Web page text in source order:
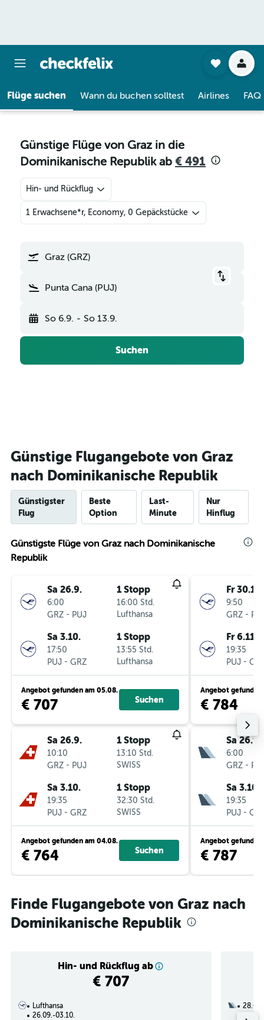
Flüge suchen Wann du buchen solltest Airlines FAQ
Günstige Flüge von Graz in die
Dominikanische Republik ab € 491
Hin- und Rückflug
1 Erwachsene*r, Economy, 0 Gepäckstücke
Graz (GRZ)
Punta Cana (PUJ)
So 6.9. - So 13.9.
Suchen
Günstige Flugangebote von Graz
nach Dominikanische Republik
Günstigster
Flug
Beste
Option
Last-
Minute
Nur
Hinflug
Günstigste Flüge von Graz nach Dominikanische
Republik
Sa 26.9.
6:00
GRZ - PUJ
1 Stopp
16:00 Std.
Lufthansa
Sa 3.10.
17:50
PUJ - GRZ
1 Stopp
13:55 Std.
Lufthansa
Angebot gefunden am 05.08.
€ 707 Suchen
Sa 26.9.
10:10
GRZ - PUJ
1 Stopp
13:10 Std.
SWISS
Sa 3.10.
19:35
PUJ - GRZ
1 Stopp
32:30 Std.
SWISS
Angebot gefunden am 04.08.
€ 764 Suchen
Fr 30.10.
9:50
GRZ -
Fr 6.11.
19:35
PUJ -
Angebot gefunden
€ 784
Sa 26.9.
6:00
GRZ -
Sa 3.10.
19:35
PUJ -
Angebot gefunden
€ 787
Finde Flugangebote von Graz nach
Dominikanische Republik
Hin- und Rückflug ab
€ 707
Lufthansa
26.09.-03.10.
28.08.